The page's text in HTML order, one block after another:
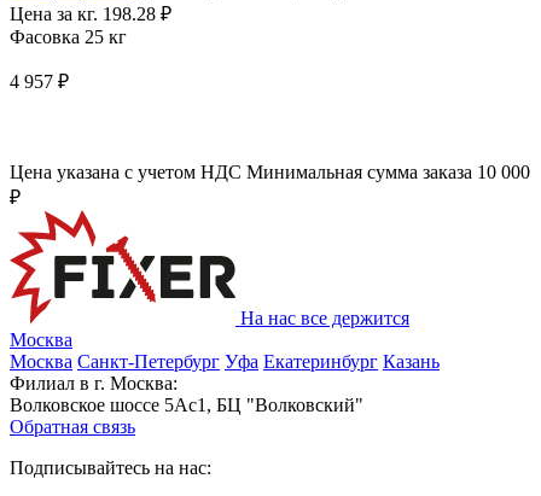
Цена за кг. 198.28 ₽
Фасовка 25 кг
4 957 ₽
Цена указана с учетом НДС Минимальная сумма заказа 10 000
₽
На нас все держится
Москва
Москва Санкт-Петербург Уфа Екатеринбург Казань
Филиал в г. Москва:
Волковское шоссе 5Ас1, БЦ "Волковский"
Обратная связь
Подписывайтесь на нас: